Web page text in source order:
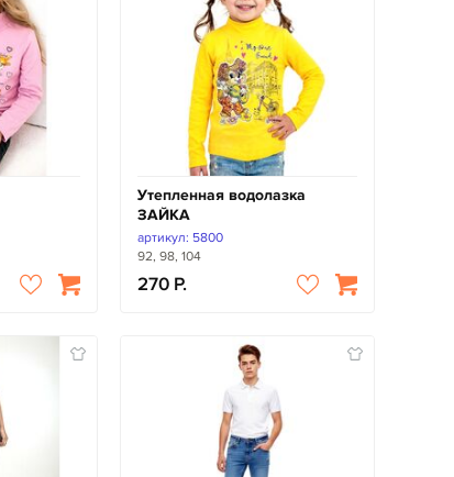
Утепленная водолазка
ЗАЙКА
артикул: 5800
92, 98, 104
270